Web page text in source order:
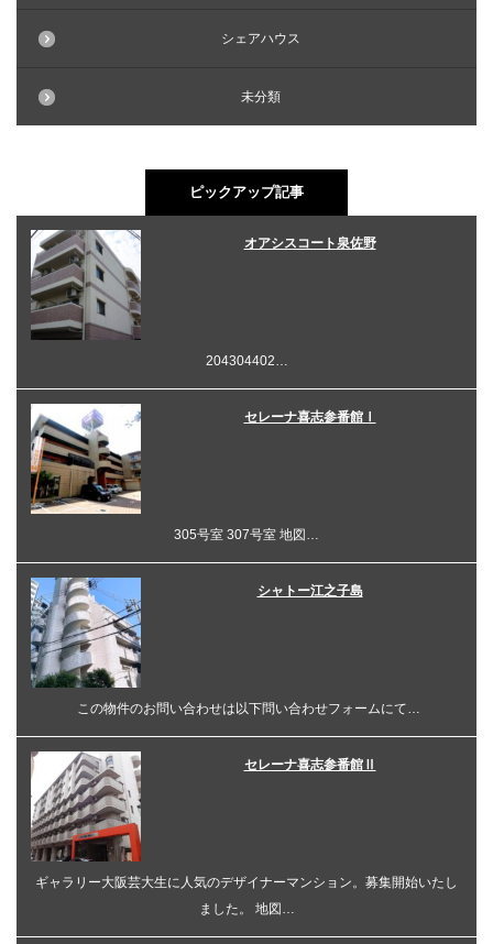
シェアハウス
未分類
ピックアップ記事
オアシスコート泉佐野
204304402…
セレーナ喜志参番館Ⅰ
305号室 307号室 地図…
シャトー江之子島
この物件のお問い合わせは以下問い合わせフォームにて…
セレーナ喜志参番館Ⅱ
ギャラリー大阪芸大生に人気のデザイナーマンション。募集開始いたし
ました。 地図…